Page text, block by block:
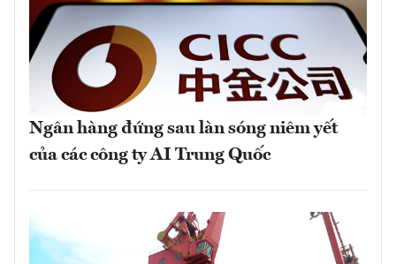
Ngân hàng đứng sau làn sóng niêm yết
của các công ty AI Trung Quốc